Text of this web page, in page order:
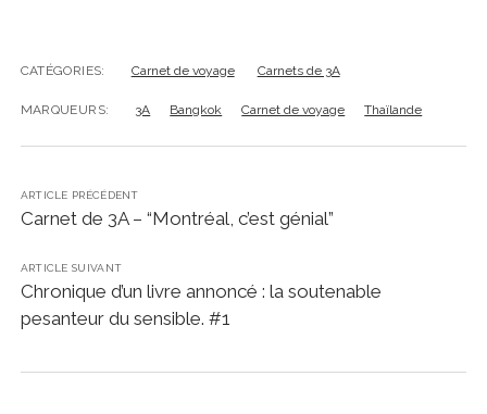
CATÉGORIES: Carnet de voyage Carnets de 3A
MARQUEURS: 3A Bangkok Carnet de voyage Thaïlande
ARTICLE PRÉCÉDENT
Carnet de 3A – “Montréal, c’est génial”
ARTICLE SUIVANT
Chronique d’un livre annoncé : la soutenable
pesanteur du sensible. #1